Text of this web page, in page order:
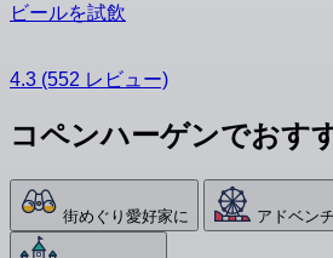
ビールを試飲
4.3 (552 レビュー)
コペンハーゲンでおす
街めぐり愛好家に アドベン